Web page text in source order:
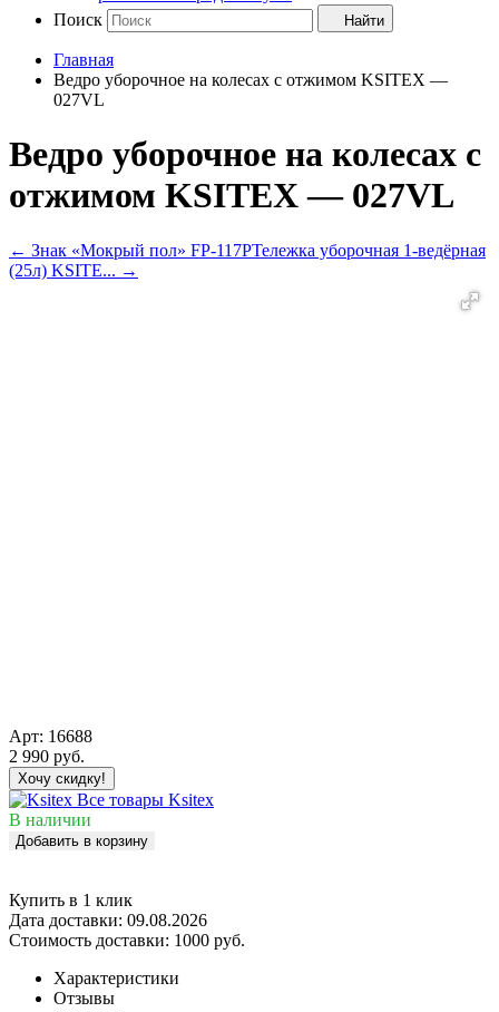
Поиск
Найти
Главная
Ведро уборочное на колесах с отжимом KSITEX —
027VL
Ведро уборочное на колесах с
отжимом KSITEX — 027VL
← Знак «Мокрый пол» FP-117PТележка уборочная 1-ведёрная
(25л) KSITE... →
Арт: 16688
2 990 руб.
Хочу скидку!
Все товары Ksitex
В наличии
Добавить в корзину
Купить в 1 клик
Дата доставки: 09.08.2026
Стоимость доставки: 1000 руб.
Характеристики
Отзывы